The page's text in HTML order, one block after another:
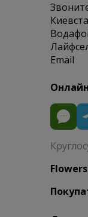
Email